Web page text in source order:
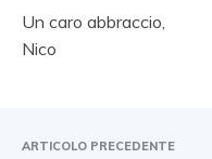
Un caro abbraccio,
Nico
ARTICOLO PRECEDENTE